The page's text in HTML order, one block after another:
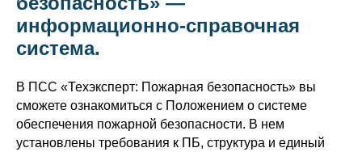
информационно-справочная
система.
В ПСС «Техэксперт: Пожарная безопасность» вы
сможете ознакомиться с Положением о системе
обеспечения пожарной безопасности. В нем
установлены требования к ПБ, структура и единый